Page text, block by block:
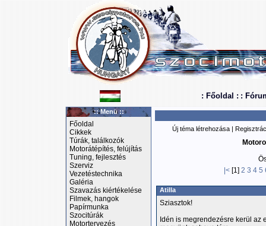
: Főoldal : :
:: Menü ::
Főoldal
Cikkek
Túrák, találkozók
Motorátépítés, felújítás
Tuning, fejlesztés
Szerviz
Vezetéstechnika
Galéria
Szavazás kiértékelése
Filmek, hangok
Papírmunka
Szocitúrák
Motortervezés
Új téma létrehozása |
|<[1] 2 3 4 5
Atilla
Sziasztok!
Idén is megrendezésre kerül az